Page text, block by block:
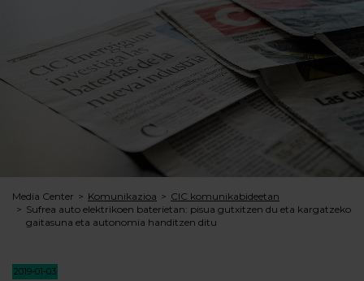
Media Center Komunikazioa
CIC komunikabideetan
Sufrea auto elektrikoen baterietan: pisua gutxitzen du eta kargatzeko
gaitasuna eta autonomia handitzen ditu
2019-01-03